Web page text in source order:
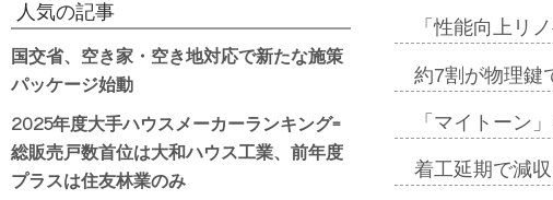
「性能向上リ
約7割が物理鍵
「マイトーン
着工延期で減
人気の記事
国交省、空き家・空き地対応で新たな施策
パッケージ始動
2025年度大手ハウスメーカーランキング=
総販売戸数首位は大和ハウス工業、前年度
プラスは住友林業のみ